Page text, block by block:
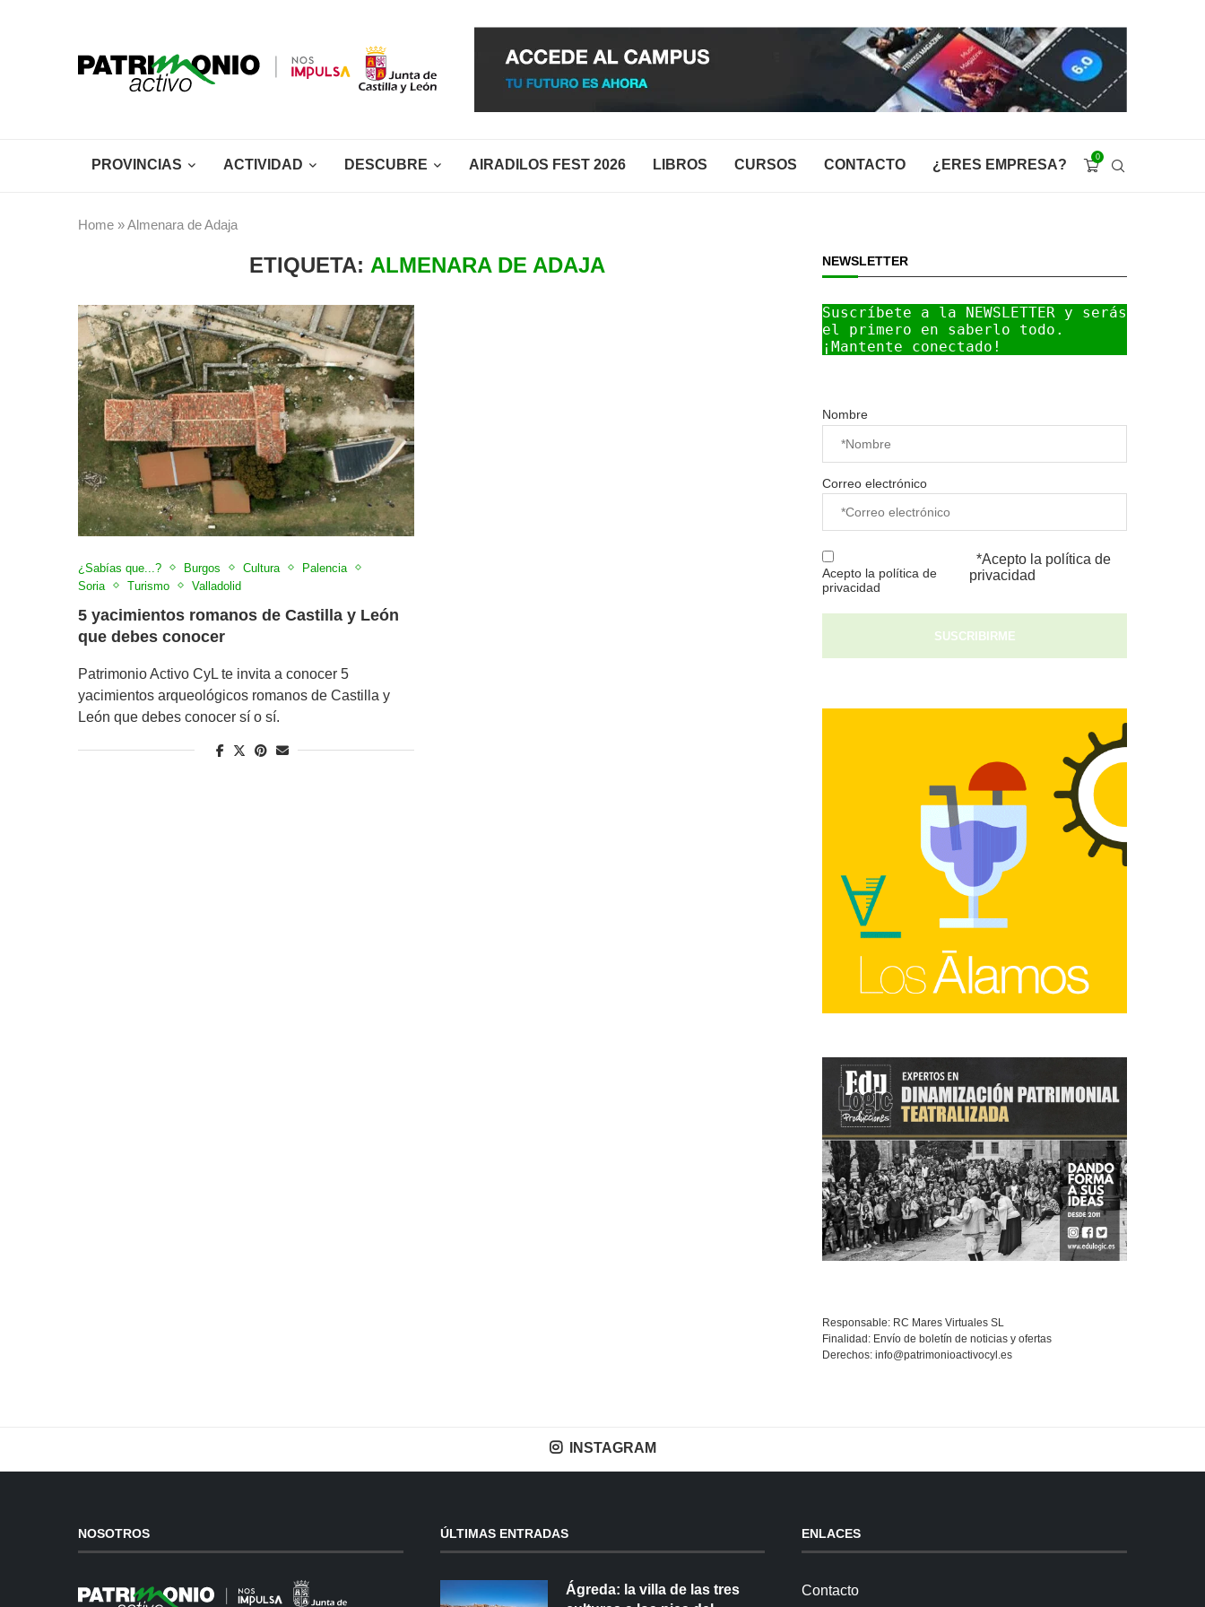
PROVINCIAS ACTIVIDAD DESCUBRE AIRADILOS FEST 2026 LIBROS CURSOS CONTACTO ¿ERES EMPRESA? 0
Home »Almenara de Adaja
ETIQUETA: ALMENARA DE ADAJA
¿Sabías que...? Burgos Cultura
Palencia
Soria
Turismo Valladolid
5 yacimientos romanos de Castilla y León
que debes conocer
Patrimonio Activo CyL te invita a conocer 5
yacimientos arqueológicos romanos de Castilla y
León que debes conocer sí o sí.
NEWSLETTER
Suscríbete a la NEWSLETTER y serás
el primero en saberlo todo.
¡Mantente conectado!
Nombre
Correo electrónico
Acepto la política de
privacidad
*Acepto la política de
privacidad
Responsable: RC Mares Virtuales SL
Finalidad: Envío de boletín de noticias y ofertas
Derechos: info@patrimonioactivocyl.es
INSTAGRAM
NOSOTROS ÚLTIMAS ENTRADAS
Ágreda: la villa de las tres
ENLACES
Contacto